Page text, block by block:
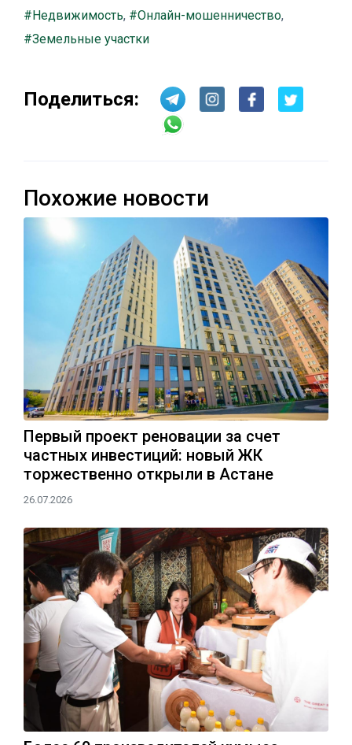
#Недвижимость, #Онлайн-мошенничество,
#Земельные участки
Поделиться:
Похожие новости
Первый проект реновации за счет
частных инвестиций: новый ЖК
торжественно открыли в Астане
26.07.2026